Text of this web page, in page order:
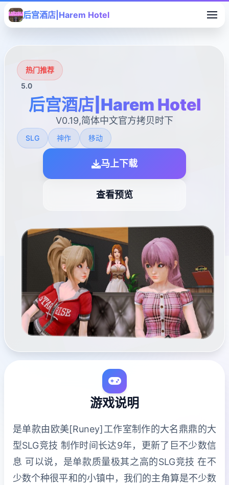
后宫酒店|Harem Hotel
热门推荐
5.0
后宫酒店|Harem Hotel
V0.19,简体中文官方拷贝时下
SLG 神作 移动
马上下载
查看预览
游戏说明
是单款由欧美[Runey]工作室制作的大名鼎鼎的大
型SLG竞技 制作时间长达9年，更新了巨不少数信
息 可以说，是单款质量极其之高的SLG竞技 在不
少数个种很平和的小镇中，我们的主角算是不少数